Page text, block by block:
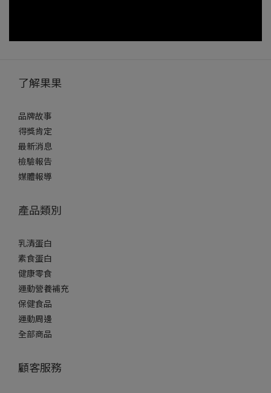
了解果果
品牌故事
得獎肯定
最新消息
檢驗報告
媒體報導
產品類別
乳清蛋白
素食蛋白
健康零食
運動營養補充
保健食品
運動周邊
全部商品
顧客服務